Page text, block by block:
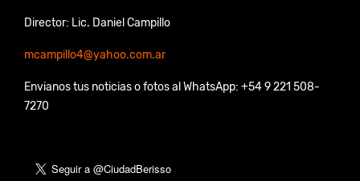
Director: Lic. Daniel Campillo
mcampillo4@yahoo.com.ar
Envianos tus noticias o fotos al WhatsApp: +54 9 221 508-
7270